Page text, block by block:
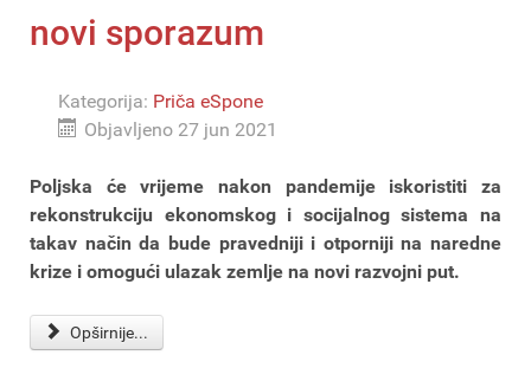
novi sporazum
Kategorija: Priča eSpone
Objavljeno 27 jun 2021
Poljska će vrijeme nakon pandemije iskoristiti za
rekonstrukciju ekonomskog i socijalnog sistema na
takav način da bude pravedniji i otporniji na naredne
krize i omogući ulazak zemlje na novi razvojni put.
Opširnije...